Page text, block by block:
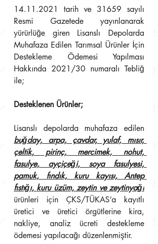
14.11.2021 tarih ve 31659 sayılı
Resmi Gazetede yayınlanarak
yürürlüğe giren Lisanslı Depolarda
Muhafaza Edilen Tarımsal Ürünler İçin
Destekleme Ödemesi Yapılması
Hakkında 2021/30 numaralı Tebliğ
ile;
Desteklenen Ürünler;
buğday, arpa, çavdar, yulaf, mısır,
çeltik, pirinç, mercimek, nohut,
fasulye, ayçiçeği, soya fasulyesi,
pamuk, fındık, kuru kayısı, Antep
fıstığı, kuru üzüm, zeytin ve zeytinyağı
ürünleri için ÇKS/TÜKAS’a kayıtlı
üretici ve üretici örgütlerine kira,
nakliye, analiz ücreti destekleme
ödemesi yapılacağı düzenlenmiştir.